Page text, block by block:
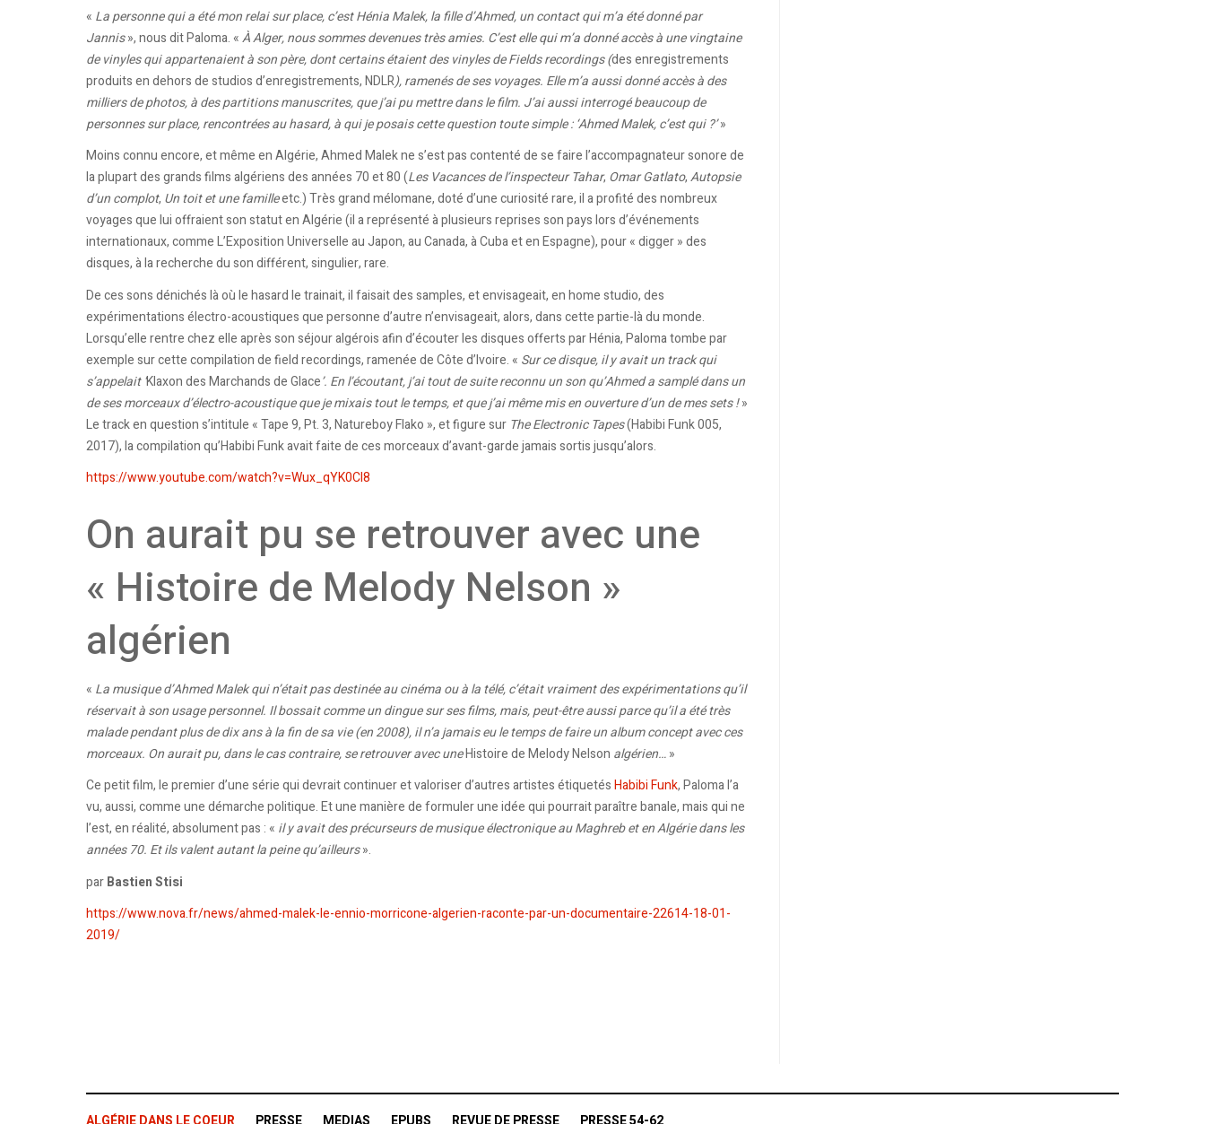
« La personne qui a été mon relai sur place, c’estHéniaMalek, la fille d’Ahmed, un contact qui m’a été donné par
Jannis», nous dit Paloma. «À Alger, nous sommes devenues très amies. C’est elle qui m’a donné accès à une vingtaine
de vinyles qui appartenaient à son père, dont certains étaient des vinyles de Fields recordings (des enregistrements
produits en dehors de studios d’enregistrements, NDLR), ramenés de ses voyages. Elle m’a aussi donné accès à des
milliers de photos, à des partitions manuscrites, que j’ai pu mettre dans le film. J’ai aussi interrogé beaucoup de
personnes sur place, rencontrées au hasard, à qui je posais cette question toute simple : ‘Ahmed Malek, c’est qui ?’»
Moins connu encore, et même en Algérie, Ahmed Malek ne s’est pas contenté de se faire l’accompagnateur sonore de
la plupart des grands films algériens des années 70 et 80 (Les Vacances de l’inspecteur Tahar, Omar Gatlato,Autopsie
d’un complot, Un toit et une familleetc.) Très grand mélomane, doté d’une curiosité rare, il a profité des nombreux
voyages que lui offraient son statut en Algérie (il a représenté à plusieurs reprises son pays lors d’événements
internationaux, comme L’Exposition Universelle au Japon, au Canada, à Cuba et en Espagne), pour « digger » des
disques, à la recherche du son différent, singulier, rare.
De ces sons dénichés là où le hasard le trainait, il faisait des samples, et envisageait, en home studio, des
expérimentations électro-acoustiques que personne d’autre n’envisageait, alors, dans cette partie-là du monde.
Lorsqu’elle rentre chez elle après son séjour algérois afin d’écouter les disques offerts par Hénia, Paloma tombe par
exemple sur cette compilation de field recordings, ramenée de Côte d’Ivoire. « Sur ce disque, il y avait un track qui
s’appelait ‘Klaxon des Marchands de Glace’. En l’écoutant, j’ai tout de suite reconnu un son qu’Ahmed a samplé dans un
de ses morceaux d’électro-acoustique que je mixais tout le temps, et que j’ai même mis en ouverture d’un de mes sets !»
Le track en question s’intitule « Tape 9, Pt. 3, Natureboy Flako », et figure sur The Electronic Tapes(Habibi Funk 005,
2017), la compilation qu’Habibi Funk avait faite de ces morceaux d’avant-garde jamais sortis jusqu’alors.
https://www.youtube.com/watch?v=Wux_qYK0Cl8
On aurait pu se retrouver avec une
« Histoire de Melody Nelson »
algérien
« La musique d’Ahmed Malek qui n’était pas destinée au cinéma ou à la télé, c’était vraiment des expérimentations qu’il
réservait à son usage personnel. Il bossait comme un dingue sur ses films, mais, peut-être aussi parce qu’il a été très
malade pendant plus de dix ans à la fin de sa vie (en 2008), il n’a jamaiseu le temps de faire un album concept avec ces
morceaux. On aurait pu, dans le cas contraire, se retrouver avec uneHistoire de Melody Nelson algérien…»
Ce petit film, le premier d’une série qui devrait continuer et valoriser d’autres artistes étiquetésHabibi Funk, Paloma l’a
vu, aussi, comme une démarche politique. Et une manière de formuler une idée qui pourrait paraître banale, mais qui ne
l’est, en réalité, absolument pas : « il y avait des précurseurs de musique électronique au Maghreb et en Algérie dans les
années 70. Et ils valent autant la peine qu’ailleurs».
parBastien Stisi
https://www.nova.fr/news/ahmed-malek-le-ennio-morricone-algerien-raconte-par-un-documentaire-22614-18-01-
2019/